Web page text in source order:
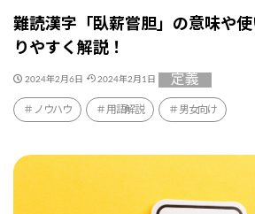
難読漢字「臥薪嘗胆」の意味や
りやすく解説！
2024年2月6日 2024年2月1日 定義
ノウハウ 用語解説 男女向け